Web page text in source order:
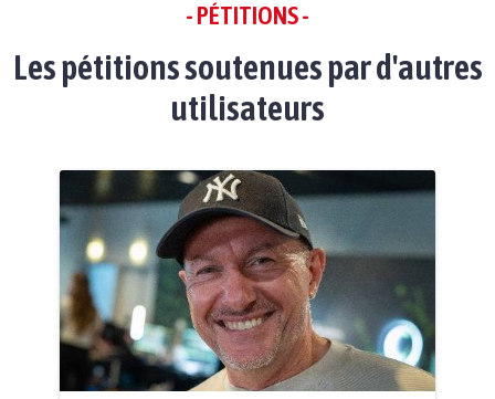
- PÉTITIONS -
Les pétitions soutenues par d'autres
utilisateurs